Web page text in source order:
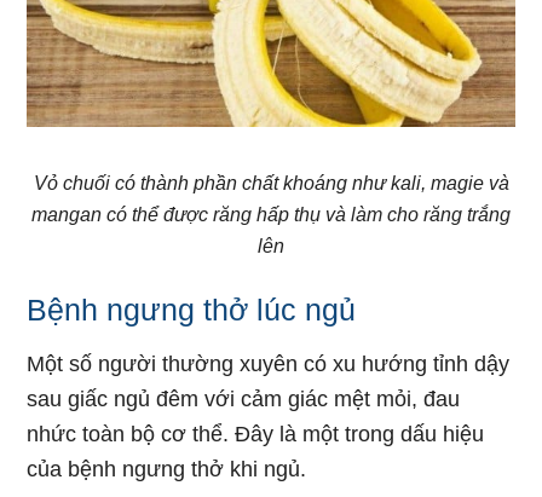
Vỏ chuối có thành phần chất khoáng như kali, magie và
mangan có thể được răng hấp thụ và làm cho răng trắng
lên
Bệnh ngưng thở lúc ngủ
Một số người thường xuyên có xu hướng tỉnh dậy
sau giấc ngủ đêm với cảm giác mệt mỏi, đau
nhức toàn bộ cơ thể. Đây là một trong dấu hiệu
của bệnh ngưng thở khi ngủ.